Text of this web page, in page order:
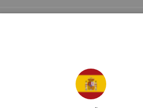
intuitivo y potente
de frenos más rápida con recorrido